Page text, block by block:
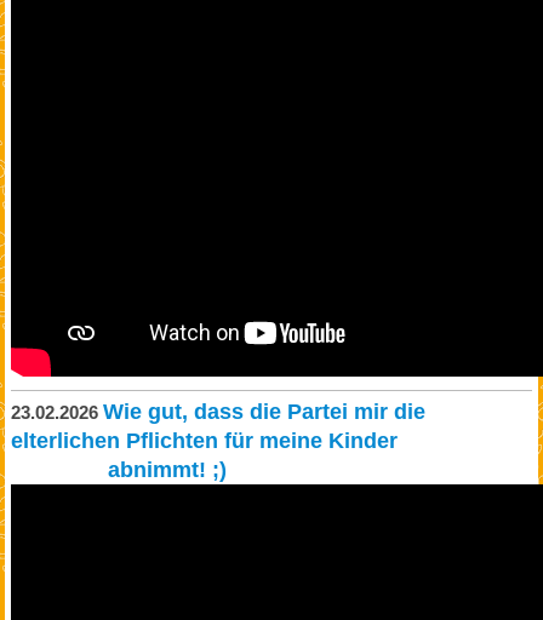
23.02.2026 Wie gut, dass die Partei mir die
elterlichen Pflichten für meine Kinder
abnimmt! ;)